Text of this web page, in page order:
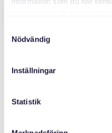
Nödvändig
Inställningar
Statistik